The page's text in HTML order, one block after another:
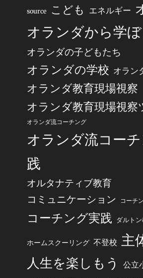
source こども エネルギー
オランダから学ぼ
オランダの子どもたち
オランダの学校 オラン
オランダ教育現場視察
オランダ教育現場視察
オランダ流コーチング
オランダ流コー
践
オルタナティブ教育
コミュニケーション コーチ
コーチング実践 ダルト
ホームスクーリング 不登校 主
人生を楽しもう 公立